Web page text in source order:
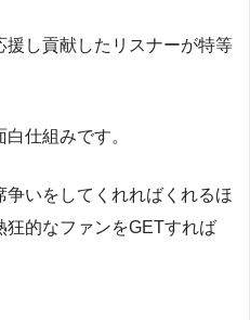
援し貢献したリスナーが特等
仕組みです。
いをしてくれればくれるほ
狂的なファンをGETすれば